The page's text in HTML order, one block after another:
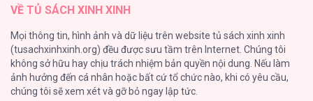
191
Làm vị cứu tinh thật dễ dàng
186
VỀ TỦ SÁCH XINH XINH
Mọi thông tin, hình ảnh và dữ liệu trên website tủ sách xinh xinh
(tusachxinhxinh.org) đều được sưu tầm trên Internet. Chúng tôi
không sở hữu hay chịu trách nhiệm bản quyền nội dung. Nếu làm
ảnh hưởng đến cá nhân hoặc bất cứ tổ chức nào, khi có yêu cầu,
chúng tôi sẽ xem xét và gỡ bỏ ngay lập tức.